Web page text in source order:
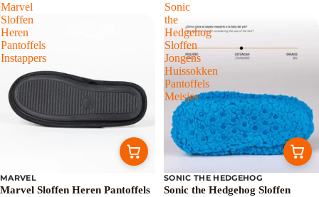
Marvel
Sloffen
Heren
Pantoffels
Instappers
MARVEL
Marvel Sloffen Heren Pantoffels
Sonic
the
Hedgehog
Sloffen
Jongens
Huissokken
Pantoffels
Meisjes
Uitverkoop
SONIC THE HEDGEHOG
Sonic the Hedgehog Sloffen